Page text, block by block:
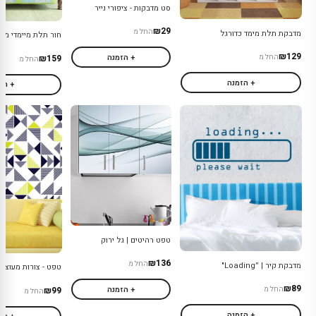
מדבקת תלת מימד כדורגל
₪129החל מ
+ הזמנה
סט מדבקות - ציפורי נייר
₪29החל מ
+ הזמנה
חור תלת מיימדי
₪159החל מ
+
מדבקת קיר | ״Loading"
₪89החל מ
טפט רהיטים | גל ירוק
₪136החל מ
+ הזמנה
טפט - צורות
₪99החל מ